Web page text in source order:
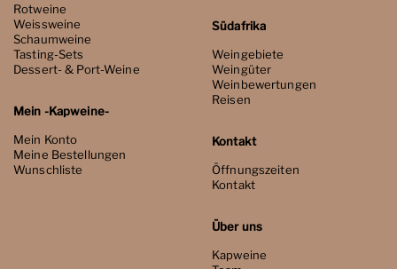
Rotweine
Weissweine
Schaumweine
Tasting-Sets
Dessert- & Port-Weine
Mein -Kapweine-
Mein Konto
Meine Bestellungen
Wunschliste
Südafrika
Weingebiete
Weingüter
Weinbewertungen
Reisen
Kontakt
Öffnungszeiten
Kontakt
Über uns
Kapweine